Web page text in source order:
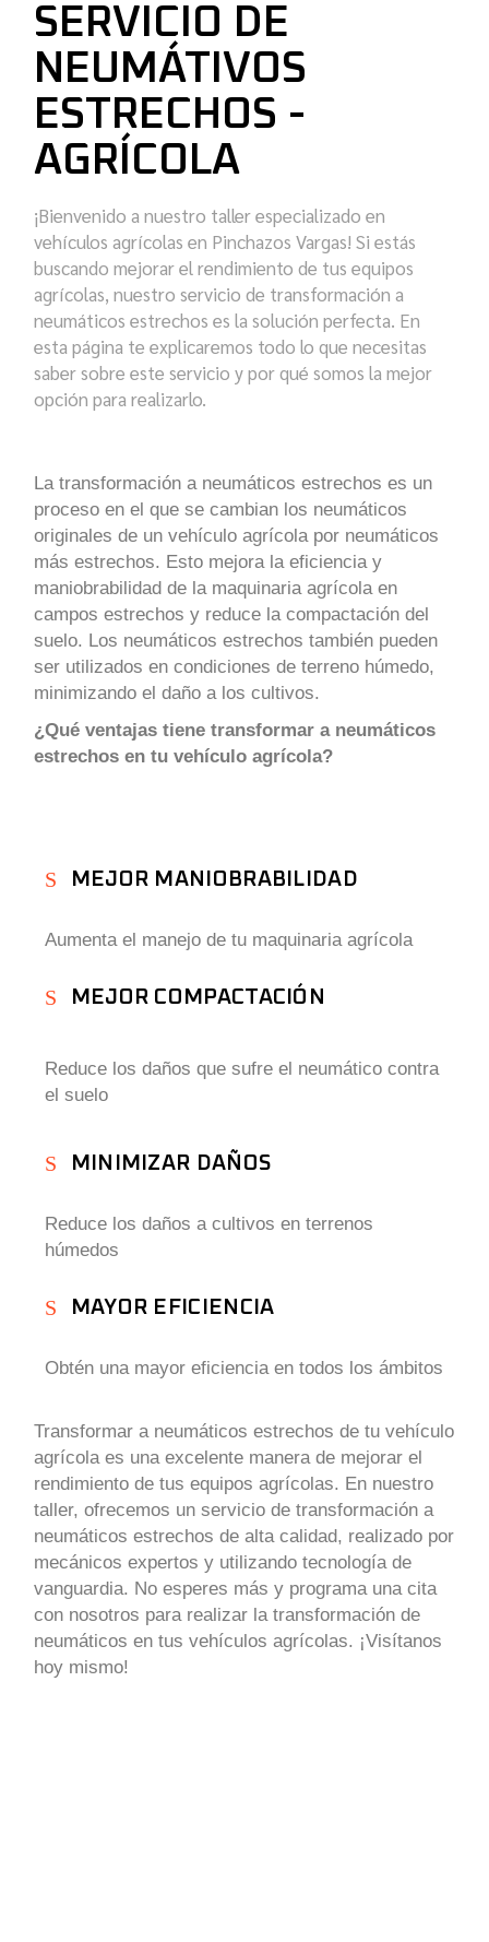
SERVICIO DE
NEUMÁTIVOS
ESTRECHOS -
AGRÍCOLA
¡Bienvenido a nuestro taller especializado en
vehículos agrícolas en Pinchazos Vargas! Si estás
buscando mejorar el rendimiento de tus equipos
agrícolas, nuestro servicio de transformación a
neumáticos estrechos es la solución perfecta. En
esta página te explicaremos todo lo que necesitas
saber sobre este servicio y por qué somos la mejor
opción para realizarlo.
La transformación a neumáticos estrechos es un
proceso en el que se cambian los neumáticos
originales de un vehículo agrícola por neumáticos
más estrechos. Esto mejora la eficiencia y
maniobrabilidad de la maquinaria agrícola en
campos estrechos y reduce la compactación del
suelo. Los neumáticos estrechos también pueden
ser utilizados en condiciones de terreno húmedo,
minimizando el daño a los cultivos.
¿Qué ventajas tiene transformar a neumáticos
estrechos en tu vehículo agrícola?
MEJOR MANIOBRABILIDAD
Aumenta el manejo de tu maquinaria agrícola
MEJOR COMPACTACIÓN
Reduce los daños que sufre el neumático contra
el suelo
MINIMIZAR DAÑOS
Reduce los daños a cultivos en terrenos
húmedos
MAYOR EFICIENCIA
Obtén una mayor eficiencia en todos los ámbitos
Transformar a neumáticos estrechos de tu vehículo
agrícola es una excelente manera de mejorar el
rendimiento de tus equipos agrícolas. En nuestro
taller, ofrecemos un servicio de transformación a
neumáticos estrechos de alta calidad, realizado por
mecánicos expertos y utilizando tecnología de
vanguardia. No esperes más y programa una cita
con nosotros para realizar la transformación de
neumáticos en tus vehículos agrícolas. ¡Visítanos
hoy mismo!